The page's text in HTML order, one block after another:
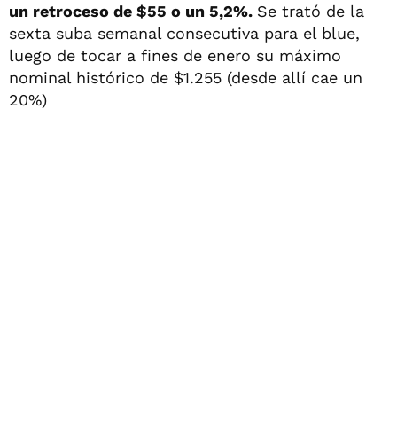
un retroceso de $55 o un 5,2%. Se trató de la
sexta suba semanal consecutiva para el blue,
luego de tocar a fines de enero su máximo
nominal histórico de $1.255 (desde allí cae un
20%)